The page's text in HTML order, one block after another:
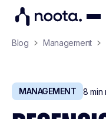
Blog Management
MANAGEMENT 8 min